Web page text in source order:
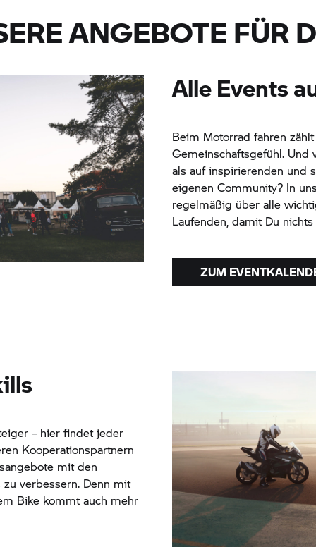
ANGEBOTE FÜR
Alle Events
Beim Motorrad fahren
Gemeinschaftsgefühl.
als auf inspirierenden und
eigenen Community? In
regelmäßig über alle
Laufenden, damit Du
ZUM
– hier findet jeder
Kooperationspartnern
mit den
verbessern. Denn mit
Bike kommt auch mehr